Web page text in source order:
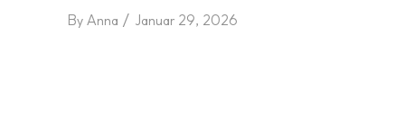
By Anna Januar 29, 2026